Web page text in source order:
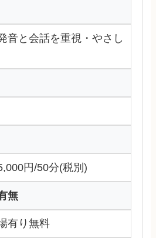
音と会話を重視・やさし
円/50分(税別)
無
有り無料